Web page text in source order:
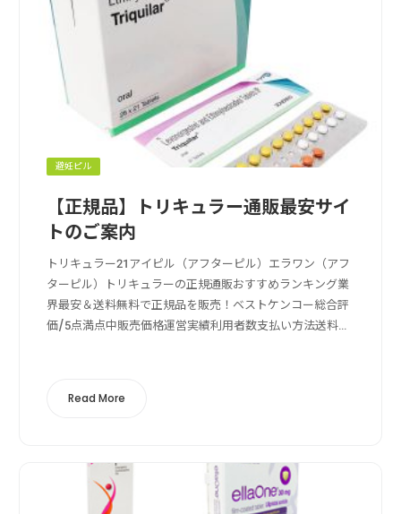
避妊ピル
【正規品】トリキュラー通販最安サイ
トのご案内
トリキュラー21アイピル（アフターピル）エラワン（アフ
ターピル）トリキュラーの正規通販おすすめランキング業
界最安＆送料無料で正規品を販売！ベストケンコー総合評
価/5点満点中販売価格運営実績利用者数支払い方法送料の
Read More